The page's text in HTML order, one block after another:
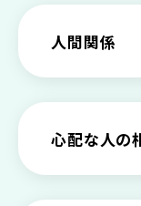
甘えや怠
と見分け方
もしかし
「無能
いときの
【セルフ
る方法と
どうした
人間関係
【保存
の5つの
心配な人の